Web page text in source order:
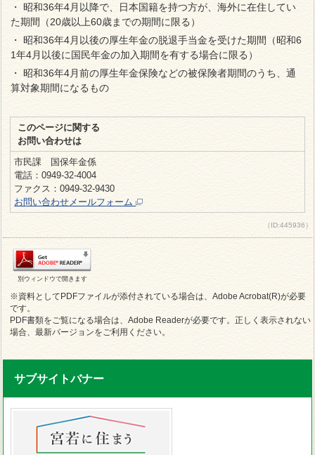
・ 昭和36年4月以降で、日本国籍を持つ方が、海外に在住してい
た期間（20歳以上60歳までの期間に限る）
・ 昭和36年4月以後の厚生年金の脱退手当金を受けた期間（昭和6
1年4月以後に国民年金の加入期間を有する場合に限る）
・ 昭和36年4月前の厚生年金保険などの被保険者期間のうち、通
算対象期間になるもの
このページに関する
お問い合わせは
市民課 国保年金係
電話：0949-32-4004
ファクス：0949-32-9430
お問い合わせメールフォーム
（ID:445936）
別ウィンドウで開きます
※資料としてPDFファイルが添付されている場合は、Adobe Acrobat(R)が必要
です。
PDF書類をご覧になる場合は、Adobe Readerが必要です。正しく表示されない
場合、最新バージョンをご利用ください。
サブサイトバナー